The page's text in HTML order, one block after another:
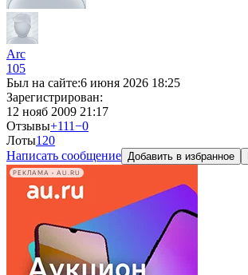
Arc
105
Был на сайте:6 июня 2026 18:25
Зарегистрирован:
12 нояб 2009 21:17
Отзывы+111−0
Лоты1 20
Написать сообщение Добавить в избранное
РЕКЛАМА • AU.RU